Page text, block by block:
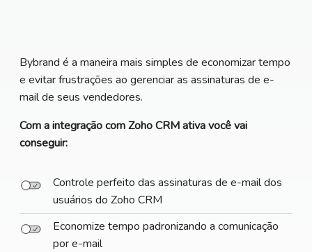
Bybrand é a maneira mais simples de economizar tempo
e evitar frustrações ao gerenciar as assinaturas de e-
mail de seus vendedores.
Com a integração com Zoho CRM ativa você vai
conseguir:
Controle perfeito das assinaturas de e-mail dos
usuários do Zoho CRM
Economize tempo padronizando a comunicação
por e-mail